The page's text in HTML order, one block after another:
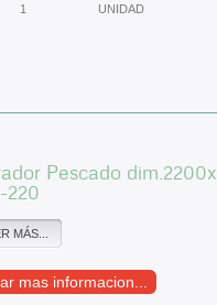
1 UNIDAD
Pescado
220
MÁS...
mas informacion...